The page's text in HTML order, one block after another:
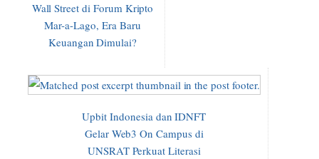
Wall Street di Forum Kripto
Mar-a-Lago, Era Baru
Keuangan Dimulai?
Upbit Indonesia dan IDNFT
Gelar Web3 On Campus di
UNSRAT Perkuat Literasi